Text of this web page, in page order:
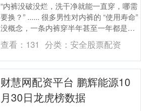
“内裤没破没烂，洗干净就能一直穿，哪需
要换？” ...... 很多男性对内裤的 “使用寿命”
没概念，一条内裤穿半年甚至一年都是常
事；选购时也常随便拿一条，觉得....
查看： 131 分类： 安全股票配资
财慧网配资平台 鹏辉能源10
月30日龙虎榜数据